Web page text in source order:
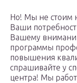
Но! Мы не стоим
Ваши
Вашему
программы
повышения
спрашивайте у
центра! Мы